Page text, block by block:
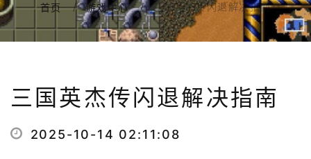
首页 游戏中心 三国英杰传闪退解决指南
三国英杰传闪退解决指南
2025-10-14 02:11:08